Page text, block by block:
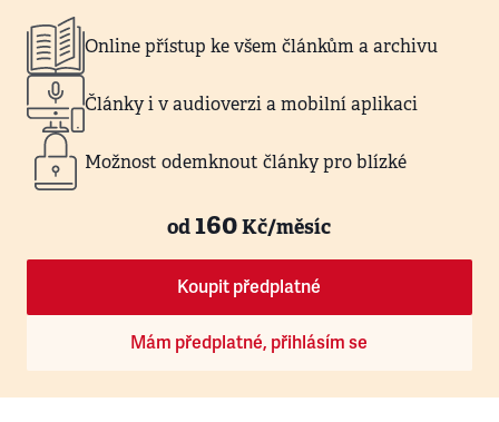
Online přístup ke všem článkům a archivu
Články i v audioverzi a mobilní aplikaci
Možnost odemknout články pro blízké
od160Kč/měsíc
Koupit předplatné
Mám předplatné, přihlásím se